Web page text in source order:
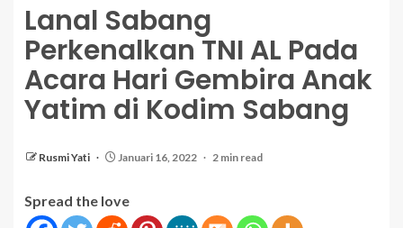
Lanal Sabang
Perkenalkan TNI AL Pada
Acara Hari Gembira Anak
Yatim di Kodim Sabang
Rusmi Yati Januari 16, 2022 2 min read
Spread the love